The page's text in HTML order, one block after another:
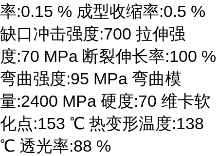
率:0.15 % 成型收缩率:0.5 %
缺口冲击强度:700 拉伸强
度:70 MPa 断裂伸长率:100 %
弯曲强度:95 MPa 弯曲模
量:2400 MPa 硬度:70 维卡软
化点:153 ℃ 热变形温度:138
℃ 透光率:88 %